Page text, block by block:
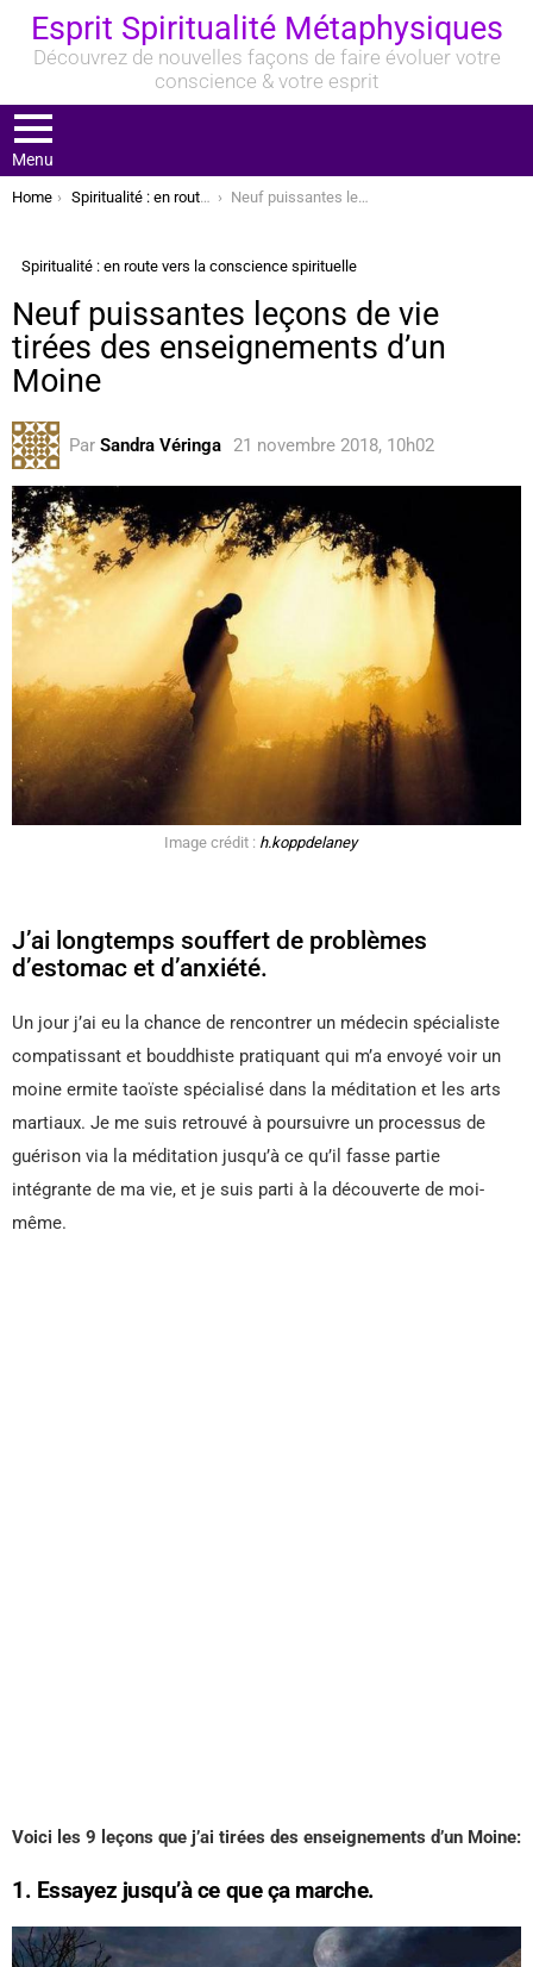
Esprit Spiritualité Métaphysiques
Découvrez de nouvelles façons de faire évoluer votre
conscience & votre esprit
Menu
You are here:
Home Spiritualité : en route vers la conscience spirituelle Neuf puissantes leçons de vie tirées des enseignements d’un Moine
Spiritualité : en route vers la conscience spirituelle
Neuf puissantes leçons de vie
tirées des enseignements d’un
Moine
Par Sandra Véringa 21 novembre 2018, 10h02
Image crédit : h.koppdelaney
J’ai longtemps souffert de problèmes
d’estomac et d’anxiété.
Un jour j’ai eu la chance de rencontrer un médecin spécialiste
compatissant et bouddhiste pratiquant qui m’a envoyé voir un
moine ermite taoïste spécialisé dans la méditation et les arts
martiaux. Je me suis retrouvé à poursuivre un processus de
guérison via la méditation jusqu’à ce qu’il fasse partie
intégrante de ma vie, et je suis parti à la découverte de moi-
même.
Voici les 9 leçons que j’ai tirées des enseignements d’un Moine:
1. Essayez jusqu’à ce que ça marche.